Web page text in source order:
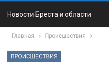
Новости Бреста и области
Главная Происшествия
ПРОИСШЕСТВИЯ